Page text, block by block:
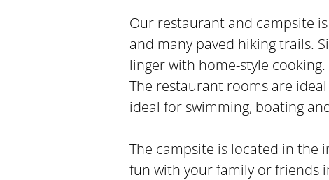
Our restaurant and campsite
and many paved hiking trails.
linger with home-style cooking.
The restaurant rooms are
ideal for swimming, boating
The campsite is located in the
fun with your family or friends